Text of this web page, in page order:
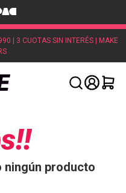
| 3 CUOTAS SIN INTERÉS | MAKE
ningún producto